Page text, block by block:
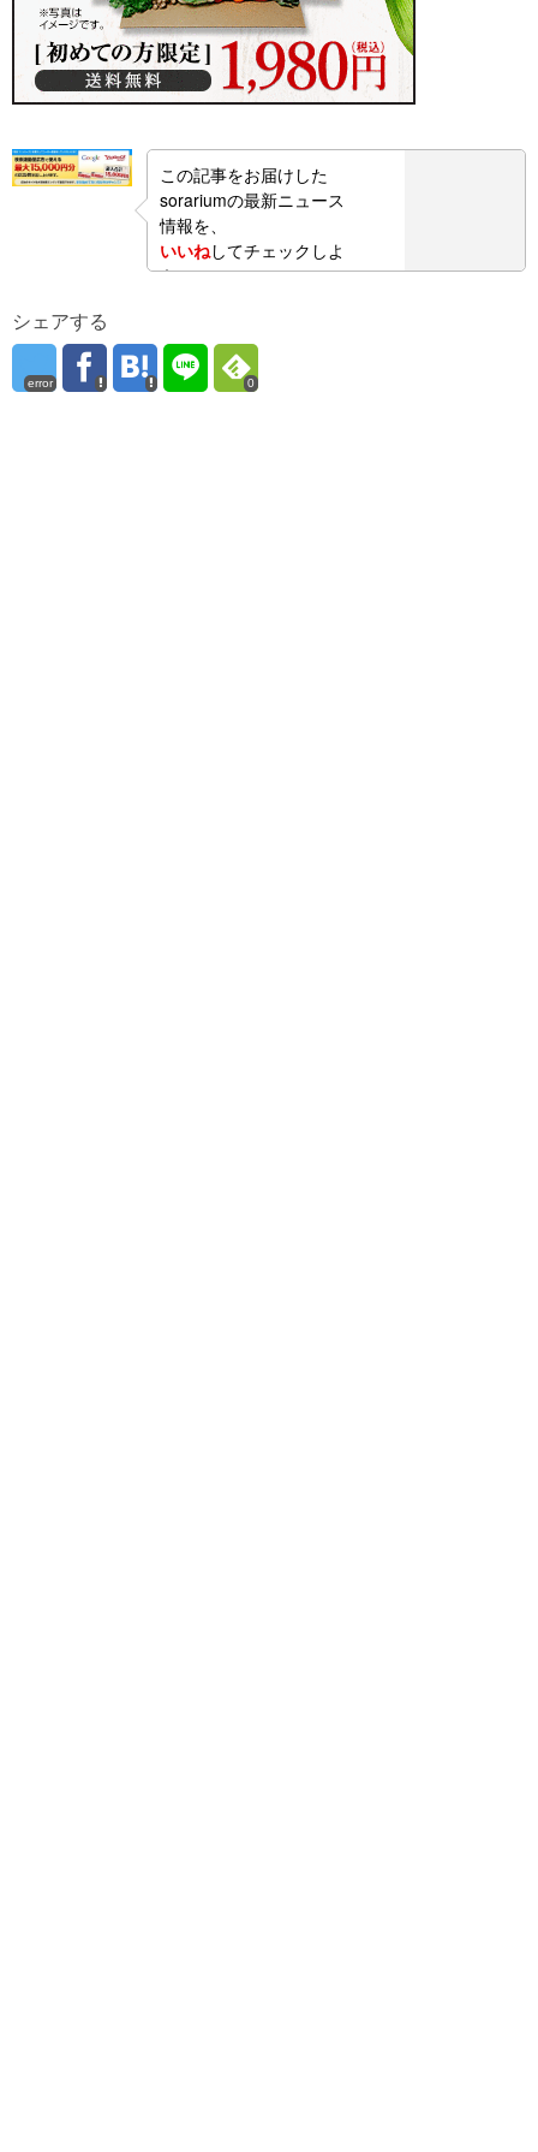
この記事をお届けした
sorariumの最新ニュース
情報を、
いいねしてチェックしよ
う！
シェアする
error 0